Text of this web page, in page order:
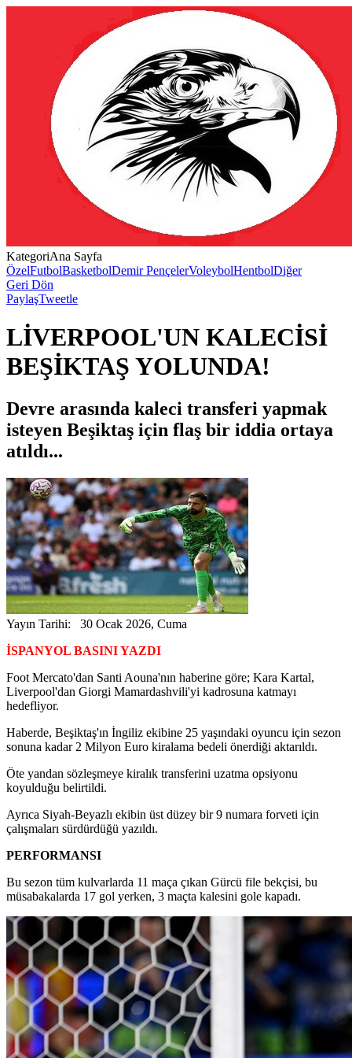
KategoriAna Sayfa
ÖzelFutbolBasketbolDemir PençelerVoleybolHentbolDiğer
Geri Dön
PaylaşTweetle
LİVERPOOL'UN KALECİSİ
BEŞİKTAŞ YOLUNDA!
Devre arasında kaleci transferi yapmak
isteyen Beşiktaş için flaş bir iddia ortaya
atıldı...
Yayın Tarihi: 30 Ocak 2026, Cuma
İSPANYOL BASINI YAZDI
Foot Mercato'dan Santi Aouna'nın haberine göre; Kara Kartal,
Liverpool'dan Giorgi Mamardashvili'yi kadrosuna katmayı
hedefliyor.
Haberde, Beşiktaş'ın İngiliz ekibine 25 yaşındaki oyuncu için sezon
sonuna kadar 2 Milyon Euro kiralama bedeli önerdiği aktarıldı.
Öte yandan sözleşmeye kiralık transferini uzatma opsiyonu
koyulduğu belirtildi.
Ayrıca Siyah-Beyazlı ekibin üst düzey bir 9 numara forveti için
çalışmaları sürdürdüğü yazıldı.
PERFORMANSI
Bu sezon tüm kulvarlarda 11 maça çıkan Gürcü file bekçisi, bu
müsabakalarda 17 gol yerken, 3 maçta kalesini gole kapadı.